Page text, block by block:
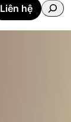
Liên hệ
Tìm
kiếm